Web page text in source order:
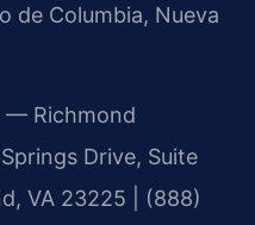
de Columbia, Nueva
— Richmond
Drive, Suite
VA 23225 | (888)